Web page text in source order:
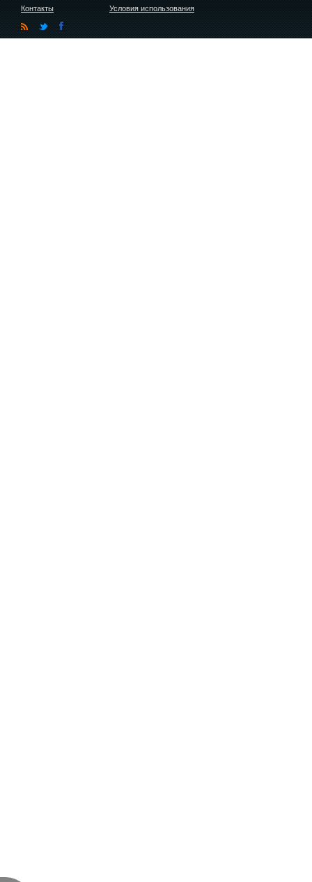
Контакты
Условия использования